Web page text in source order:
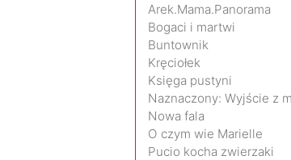
Arek.Mama.Panorama
Bogaci i martwi
Buntownik
Kręciołek
Księga pustyni
Nowa fala
O czym wie Marielle
Pucio kocha zwierzaki